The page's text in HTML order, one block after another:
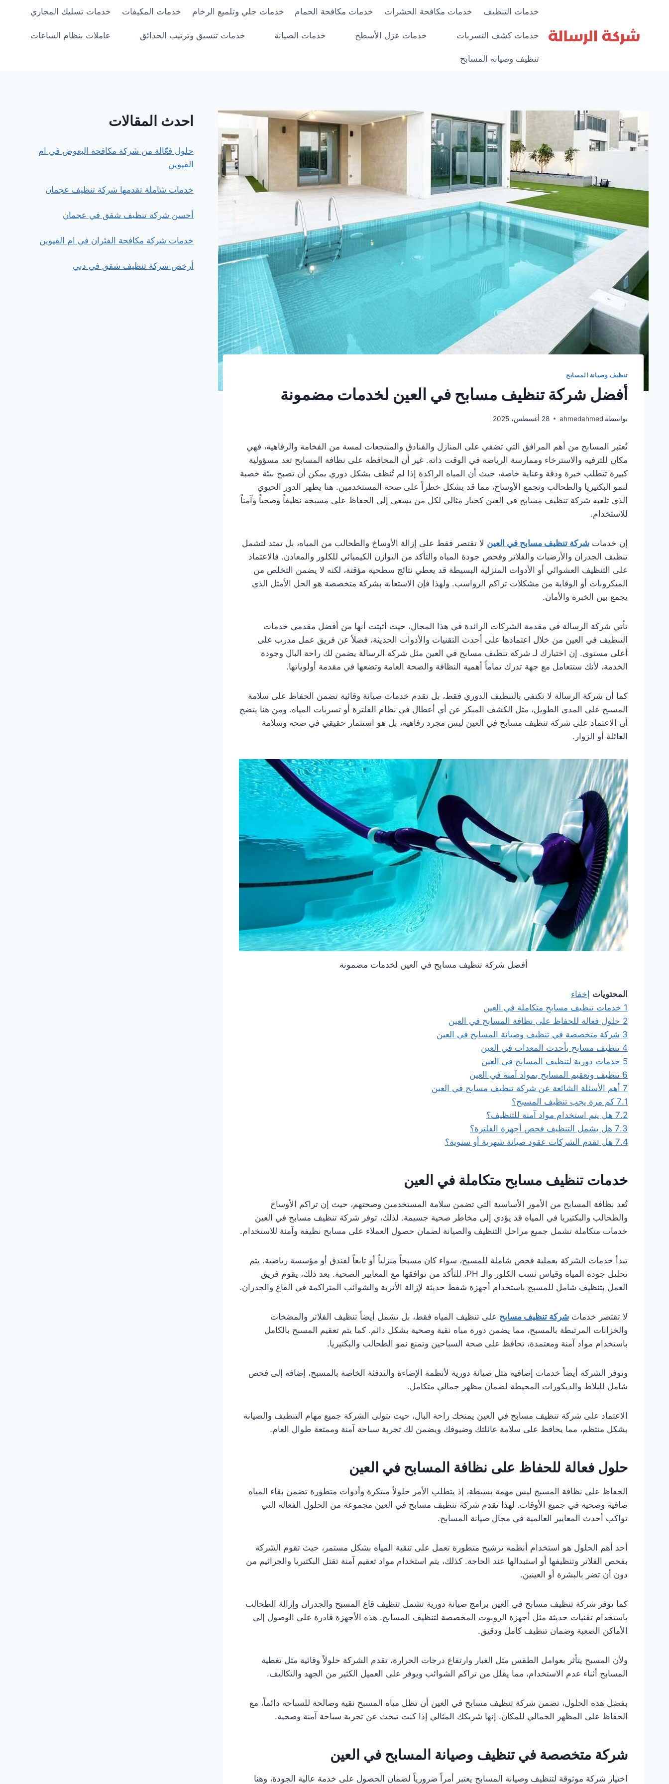
خدمات التنظيف خدمات مكافحة الحشرات خدمات مكافحة الحمام خدمات جلي وتلميع الرخام خدمات المكيفات خدمات تسليك المجاري
خدمات كشف التسربات خدمات عزل الأسطح خدمات الصيانة خدمات تنسيق وترتيب الحدائق عاملات بنظام الساعات
تنظيف وصيانة المسابح
تنظيف وصيانة المسابح
أفضل شركة تنظيف مسابح في العين لخدمات مضمونة
بواسطة ahmedahmed 28 أغسطس، 2025
تُعتبر المسابح من أهم المرافق التي تضفي على المنازل والفنادق والمنتجعات لمسة من الفخامة والرفاهية، فهي
مكان للترفيه والاسترخاء وممارسة الرياضة في الوقت ذاته. غير أن المحافظة على نظافة المسابح تعد مسؤولية
كبيرة تتطلب خبرة ودقة وعناية خاصة، حيث أن المياه الراكدة إذا لم تُنظف بشكل دوري يمكن أن تصبح بيئة خصبة
لنمو البكتيريا والطحالب وتجمع الأوساخ، مما قد يشكل خطراً على صحة المستخدمين. هنا يظهر الدور الحيوي
الذي تلعبه شركة تنظيف مسابح في العين كخيار مثالي لكل من يسعى إلى الحفاظ على مسبحه نظيفاً وصحياً وآمناً
للاستخدام.
إن خدماتشركة تنظيف مسابح في العين لا تقتصر فقط على إزالة الأوساخ والطحالب من المياه، بل تمتد لتشمل
تنظيف الجدران والأرضيات والفلاتر وفحص جودة المياه والتأكد من التوازن الكيميائي للكلور والمعادن. فالاعتماد
على التنظيف العشوائي أو الأدوات المنزلية البسيطة قد يعطي نتائج سطحية مؤقتة، لكنه لا يضمن التخلص من
الميكروبات أو الوقاية من مشكلات تراكم الرواسب. ولهذا فإن الاستعانة بشركة متخصصة هو الحل الأمثل الذي
يجمع بين الخبرة والأمان.
تأتي شركة الرسالة في مقدمة الشركات الرائدة في هذا المجال، حيث أثبتت أنها من أفضل مقدمي خدمات
التنظيف في العين من خلال اعتمادها على أحدث التقنيات والأدوات الحديثة، فضلاً عن فريق عمل مدرب على
أعلى مستوى. إن اختيارك لـ شركة تنظيف مسابح في العين مثل شركة الرسالة يضمن لك راحة البال وجودة
الخدمة، لأنك ستتعامل مع جهة تدرك تماماً أهمية النظافة والصحة العامة وتضعها في مقدمة أولوياتها.
كما أن شركة الرسالة لا تكتفي بالتنظيف الدوري فقط، بل تقدم خدمات صيانة وقائية تضمن الحفاظ على سلامة
المسبح على المدى الطويل، مثل الكشف المبكر عن أي أعطال في نظام الفلترة أو تسربات المياه. ومن هنا يتضح
أن الاعتماد على شركة تنظيف مسابح في العين ليس مجرد رفاهية، بل هو استثمار حقيقي في صحة وسلامة
العائلة أو الزوار.
أفضل شركة تنظيف مسابح في العين لخدمات مضمونة
المحتويات إخفاء
1 خدمات تنظيف مسابح متكاملة في العين
2 حلول فعالة للحفاظ على نظافة المسابح في العين
3 شركة متخصصة في تنظيف وصيانة المسابح في العين
4 تنظيف مسابح بأحدث المعدات في العين
5 خدمات دورية لتنظيف المسابح في العين
6 تنظيف وتعقيم المسابح بمواد آمنة في العين
7 أهم الأسئلة الشائعة عن شركة تنظيف مسابح في العين
7.1 كم مرة يجب تنظيف المسبح؟
7.2 هل يتم استخدام مواد آمنة للتنظيف؟
7.3 هل يشمل التنظيف فحص أجهزة الفلترة؟
7.4 هل تقدم الشركات عقود صيانة شهرية أو سنوية؟
خدمات تنظيف مسابح متكاملة في العين
تُعد نظافة المسابح من الأمور الأساسية التي تضمن سلامة المستخدمين وصحتهم، حيث إن تراكم الأوساخ
والطحالب والبكتيريا في المياه قد يؤدي إلى مخاطر صحية جسيمة. لذلك، توفر شركة تنظيف مسابح في العين
خدمات متكاملة تشمل جميع مراحل التنظيف والصيانة لضمان حصول العملاء على مسابح نظيفة وآمنة للاستخدام.
تبدأ خدمات الشركة بعملية فحص شاملة للمسبح، سواء كان مسبحاً منزلياً أو تابعاً لفندق أو مؤسسة رياضية. يتم
تحليل جودة المياه وقياس نسب الكلور والـ PH، للتأكد من توافقها مع المعايير الصحية. بعد ذلك، يقوم فريق
العمل بتنظيف شامل للمسبح باستخدام أجهزة شفط حديثة لإزالة الأتربة والشوائب المتراكمة في القاع والجدران.
لا تقتصر خدماتشركة تنظيف مسابح على تنظيف المياه فقط، بل تشمل أيضاً تنظيف الفلاتر والمضخات
والخزانات المرتبطة بالمسبح، مما يضمن دورة مياه نقية وصحية بشكل دائم. كما يتم تعقيم المسبح بالكامل
باستخدام مواد آمنة ومعتمدة، تحافظ على صحة السباحين وتمنع نمو الطحالب والبكتيريا.
وتوفر الشركة أيضاً خدمات إضافية مثل صيانة دورية لأنظمة الإضاءة والتدفئة الخاصة بالمسبح، إضافة إلى فحص
شامل للبلاط والديكورات المحيطة لضمان مظهر جمالي متكامل.
الاعتماد على شركة تنظيف مسابح في العين يمنحك راحة البال، حيث تتولى الشركة جميع مهام التنظيف والصيانة
بشكل منتظم، مما يحافظ على سلامة عائلتك وضيوفك ويضمن لك تجربة سباحة آمنة وممتعة طوال العام.
حلول فعالة للحفاظ على نظافة المسابح في العين
الحفاظ على نظافة المسبح ليس مهمة بسيطة، إذ يتطلب الأمر حلولاً مبتكرة وأدوات متطورة تضمن بقاء المياه
صافية وصحية في جميع الأوقات. لهذا تقدم شركة تنظيف مسابح في العين مجموعة من الحلول الفعالة التي
تواكب أحدث المعايير العالمية في مجال صيانة المسابح.
أحد أهم الحلول هو استخدام أنظمة ترشيح متطورة تعمل على تنقية المياه بشكل مستمر، حيث تقوم الشركة
بفحص الفلاتر وتنظيفها أو استبدالها عند الحاجة. كذلك، يتم استخدام مواد تعقيم آمنة تقتل البكتيريا والجراثيم من
دون أن تضر بالبشرة أو العينين.
كما توفر شركة تنظيف مسابح في العين برامج صيانة دورية تشمل تنظيف قاع المسبح والجدران وإزالة الطحالب
باستخدام تقنيات حديثة مثل أجهزة الروبوت المخصصة لتنظيف المسابح. هذه الأجهزة قادرة على الوصول إلى
الأماكن الصعبة وضمان تنظيف كامل ودقيق.
ولأن المسبح يتأثر بعوامل الطقس مثل الغبار وارتفاع درجات الحرارة، تقدم الشركة حلولاً وقائية مثل تغطية
المسابح أثناء عدم الاستخدام، مما يقلل من تراكم الشوائب ويوفر على العميل الكثير من الجهد والتكاليف.
بفضل هذه الحلول، تضمن شركة تنظيف مسابح في العين أن تظل مياه المسبح نقية وصالحة للسباحة دائماً، مع
الحفاظ على المظهر الجمالي للمكان. إنها شريكك المثالي إذا كنت تبحث عن تجربة سباحة آمنة وصحية.
شركة متخصصة في تنظيف وصيانة المسابح في العين
اختيار شركة موثوقة لتنظيف وصيانة المسابح يعتبر أمراً ضرورياً لضمان الحصول على خدمة عالية الجودة، وهنا
احدث المقالات
حلول فعّالة من شركة مكافحة البعوض في ام
القيوين
خدمات شاملة تقدمها شركة تنظيف عجمان
أحسن شركة تنظيف شقق في عجمان
خدمات شركة مكافحة الفئران في ام القيوين
أرخص شركة تنظيف شقق في دبي